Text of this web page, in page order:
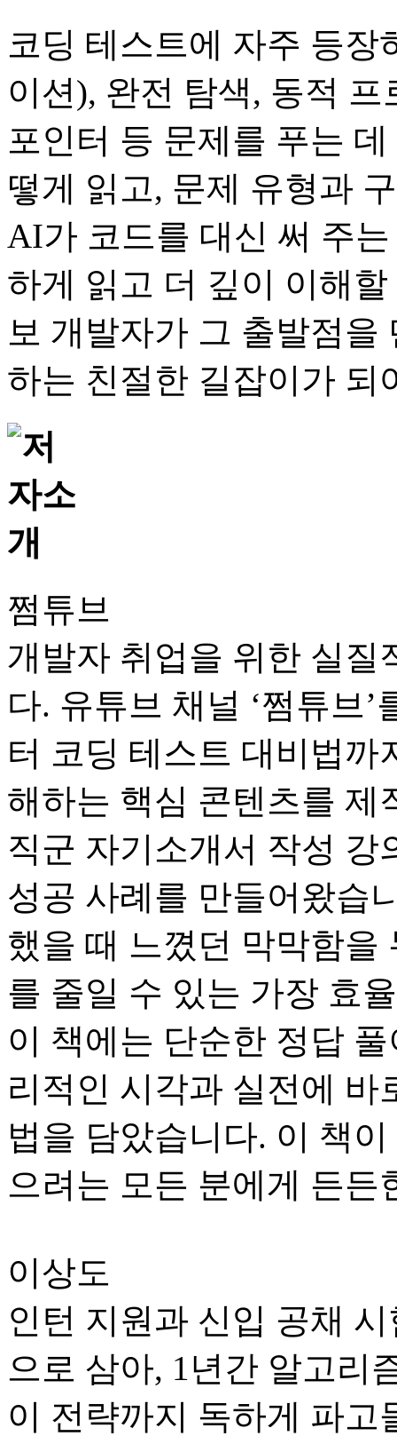
코딩 테스트에 자주 등장
이션), 완전 탐색, 동적
포인터 등 문제를 푸는
떻게 읽고, 문제 유형과
AI가 코드를 대신 써 주
하게 읽고 더 깊이 이해
보 개발자가 그 출발점을
하는 친절한 길잡이가 되
쩜튜브
개발자 취업을 위한 실질
다. 유튜브 채널 ‘쩜튜브
터 코딩 테스트 대비법까
해하는 핵심 콘텐츠를 제
직군 자기소개서 작성 강
성공 사례를 만들어왔습
했을 때 느꼈던 막막함을
를 줄일 수 있는 가장 효
이 책에는 단순한 정답
리적인 시각과 실전에 바
법을 담았습니다. 이 책
으려는 모든 분에게 든든
이상도
인턴 지원과 신입 공채
으로 삼아, 1년간 알고리
이 전략까지 독하게 파고